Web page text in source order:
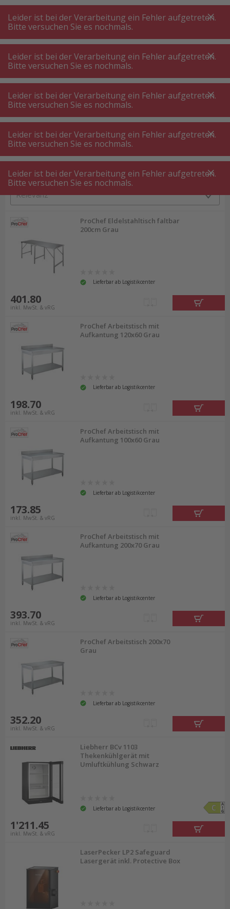
A +++
A+++
A +++
A+++
MyPost
MyPost
MENÜ SUCHE
Gastro ⋅ Gewerbe Gastro Inventar & Einrichtungen
Gastro Inventar ⋅ Gastro Einrichtungen
Produktfilter
168 P.
Sortieren nach
ProChef Eldelstahltisch faltbar
200cm Grau
Lieferbar ab Logistikcenter
401.80
inkl. MwSt. & vRG
ProChef Arbeitstisch mit
Aufkantung 120x60 Grau
Lieferbar ab Logistikcenter
198.70
inkl. MwSt. & vRG
ProChef Arbeitstisch mit
Aufkantung 100x60 Grau
Lieferbar ab Logistikcenter
173.85
inkl. MwSt. & vRG
ProChef Arbeitstisch mit
Aufkantung 200x70 Grau
Lieferbar ab Logistikcenter
393.70
inkl. MwSt. & vRG
ProChef Arbeitstisch 200x70
Grau
Lieferbar ab Logistikcenter
352.20
inkl. MwSt. & vRG
Liebherr BCv 1103
Thekenkühlgerät mit
Umluftkühlung Schwarz
Lieferbar ab Logistikcenter
1'211.45
inkl. MwSt. & vRG
LaserPecker LP2 Safeguard
Lasergerät inkl. Protective Box
Leider ist bei der Verarbeitung ein Fehler aufgetreten.
Bitte versuchen Sie es nochmals.
Leider ist bei der Verarbeitung ein Fehler aufgetreten.
Bitte versuchen Sie es nochmals.
Leider ist bei der Verarbeitung ein Fehler aufgetreten.
Bitte versuchen Sie es nochmals.
Leider ist bei der Verarbeitung ein Fehler aufgetreten.
Bitte versuchen Sie es nochmals.
Leider ist bei der Verarbeitung ein Fehler aufgetreten.
Bitte versuchen Sie es nochmals.